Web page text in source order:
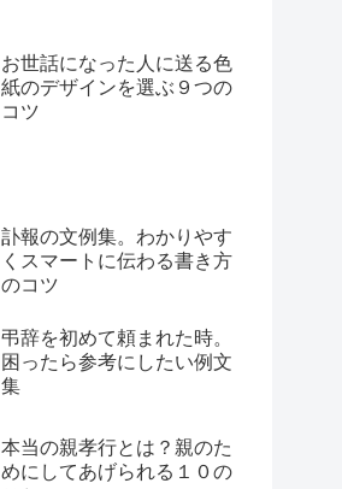
お世話になった人に送る色
紙のデザインを選ぶ９つの
コツ
訃報の文例集。わかりやす
くスマートに伝わる書き方
のコツ
弔辞を初めて頼まれた時。
困ったら参考にしたい例文
集
本当の親孝行とは？親のた
めにしてあげられる１０の